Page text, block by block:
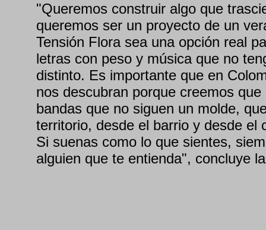
"Queremos construir algo que
queremos ser un proyecto de un
Tensión Flora sea una opción real
letras con peso y música que no
distinto. Es importante que en
nos descubran porque creemos
bandas que no siguen un molde,
territorio, desde el barrio y desde el
Si suenas como lo que sientes,
alguien que te entienda", concluye